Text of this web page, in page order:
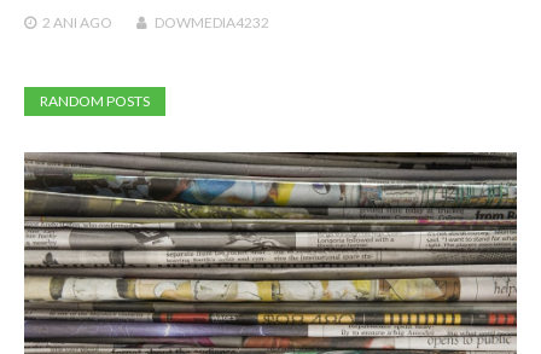
2 ANI AGO DOWMEDIA4232
RANDOM POSTS